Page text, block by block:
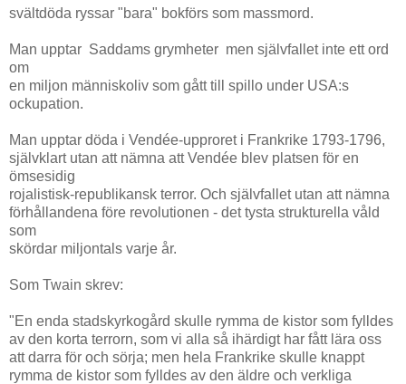
svältdöda ryssar "bara" bokförs som massmord.
Man upptar Saddams grymheter men självfallet inte ett ord
om
en miljon människoliv som gått till spillo under USA:s
ockupation.
Man upptar döda i Vendée-upproret i Frankrike 1793-1796,
självklart utan att nämna att Vendée blev platsen för en
ömsesidig
rojalistisk-republikansk terror. Och självfallet utan att nämna
förhållandena före revolutionen - det tysta strukturella våld
som
skördar miljontals varje år.
Som Twain skrev:
"En enda stadskyrkogård skulle rymma de kistor som fylldes
av den korta terrorn, som vi alla så ihärdigt har fått lära oss
att darra för och sörja; men hela Frankrike skulle knappt
rymma de kistor som fylldes av den äldre och verkliga